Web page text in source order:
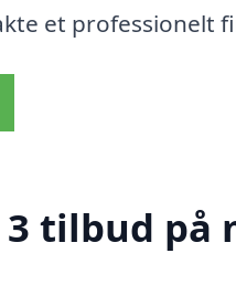
et professionelt
tilbud på